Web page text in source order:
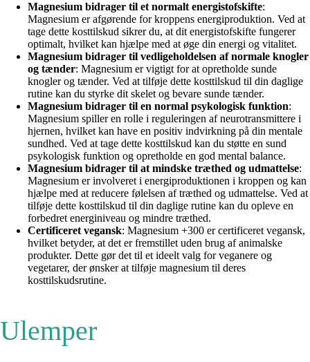
Magnesium bidrager til et normalt energistofskifte:
Magnesium er afgørende for kroppens energiproduktion. Ved at
tage dette kosttilskud sikrer du, at dit energistofskifte fungerer
optimalt, hvilket kan hjælpe med at øge din energi og vitalitet.
Magnesium bidrager til vedligeholdelsen af normale knogler
og tænder: Magnesium er vigtigt for at opretholde sunde
knogler og tænder. Ved at tilføje dette kosttilskud til din daglige
rutine kan du styrke dit skelet og bevare sunde tænder.
Magnesium bidrager til en normal psykologisk funktion:
Magnesium spiller en rolle i reguleringen af neurotransmittere i
hjernen, hvilket kan have en positiv indvirkning på din mentale
sundhed. Ved at tage dette kosttilskud kan du støtte en sund
psykologisk funktion og opretholde en god mental balance.
Magnesium bidrager til at mindske træthed og udmattelse:
Magnesium er involveret i energiproduktionen i kroppen og kan
hjælpe med at reducere følelsen af træthed og udmattelse. Ved at
tilføje dette kosttilskud til din daglige rutine kan du opleve en
forbedret energiniveau og mindre træthed.
Certificeret vegansk: Magnesium +300 er certificeret vegansk,
hvilket betyder, at det er fremstillet uden brug af animalske
produkter. Dette gør det til et ideelt valg for veganere og
vegetarer, der ønsker at tilføje magnesium til deres
kosttilskudsrutine.
Ulemper